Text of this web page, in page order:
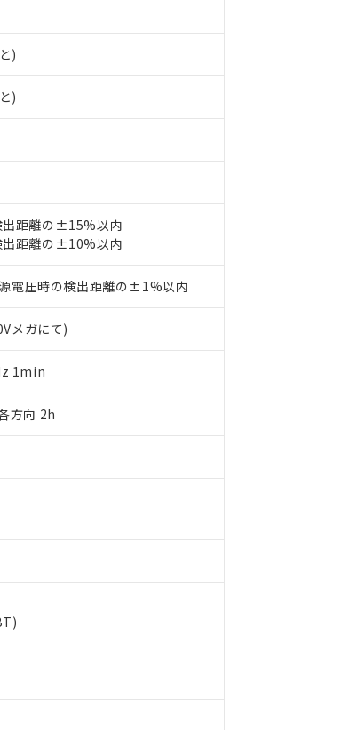
)
)
距離の±15%以内
距離の±10%以内
電圧時の検出距離の±1%以内
メガにて)
1min
方向 2h
器事業取扱商品の当社在庫状況および標準価格(税抜)を
照会結果は、記載している更新日時点での社内データに
での実際の在庫および標準価格とは異なる場合があるこ
価格はお客様のお取引先、またはお客様担当のオムロ
さい。
当社販売拠点は「
果を当社の事前の承諾なく第三者に漏洩または開示しな
ト作成サービス）をご利用いただくには、I-Webメンバ
に関するお客様との取引・商談に必要な範囲で利用する
、"個人情報の共同利用に関して"
以下、 カドミウム(Cd) 100ppm以下、
臭化ビフェニル類(PBB) 1000ppm以下、ポリ臭化ジフェニルエーテル類
別名：DOP) 1000ppm以下、フタル酸ブチルベンジル（BBP）
御機器に対する適用除外項目は除く。
より、予定月が前後することがあります。
ード
含有証明書
準）
を証明するもので、過去に遡って非含有を証明するも
ステル類４物質の対応では、対応完了までの期間は出
日を記載しておりました。
切替を完了していることから、特段のことがない限り、
部門へお問い合わせください。
、 Cd(カドミウム) : 100ppm、
ポリ臭化ビフェニル類) : 1000ppm、 PBDEs(ポリ臭化ジフェニルエーテ
フタル酸ジイソブチル) : 1000ppm、 BBP(フタル酸ブチルベンジル) :
)) : 1000ppm
すべてが基準値以下であることを示します。
いて有害物質が外部に漏えいし、環境に深刻な影響を及
部門へお問い合わせください。
うち、外国為替および外国貿易法に定める商品（以下｢
提供する場合は、日本国政府の輸出許可(または役務取
ります。
る場合は、完全に破砕するなど、違法に輸出されないよ
ん。
に販売する場合は、上記1、2および3の内容を当該第三
販売に係わる関係者が違法に輸出するおそれがある場合
り
が在庫あり
状況については、お客様のお取引先、またはお客様担当
員にご確認ください)
庫状況の情報を公開していない機種